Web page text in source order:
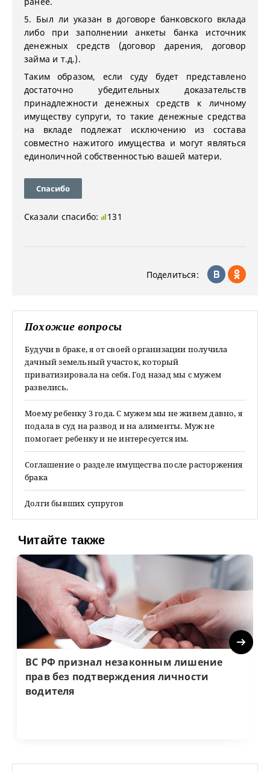
5. Был ли указан в договоре банковского вклада
либо при заполнении анкеты банка источник
денежных средств (договор дарения, договор
займа и т.д.).
Таким образом, если суду будет представлено
достаточно убедительных доказательств
принадлежности денежных средств к личному
имуществу супруги, то такие денежные средства
на вкладе подлежат исключению из состава
совместно нажитого имущества и могут являться
единоличной собственностью вашей матери.
Спасибо
Сказали спасибо: 131
Поделиться:
Похожие вопросы
Будучи в браке, я от своей организации получила
дачный земельный участок, который
приватизировала на себя. Год назад мы с мужем
развелись.
Моему ребенку 3 года. С мужем мы не живем давно, я
подала в суд на развод и на алименты. Муж не
помогает ребенку и не интересуется им.
Соглашение о разделе имущества после расторжения
брака
Долги бывших супругов
Читайте также
ВС РФ признал незаконным лишение
прав без подтверждения личности
водителя
Next